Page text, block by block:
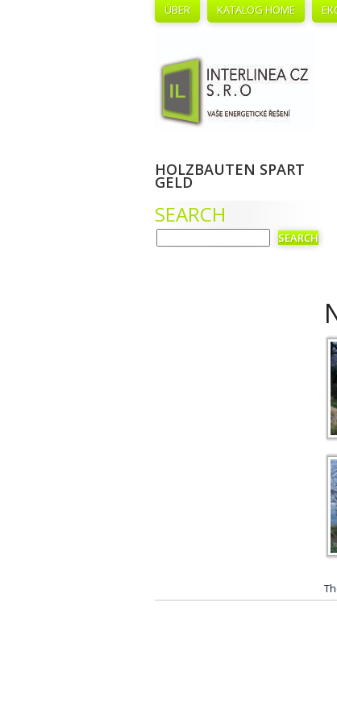
ÜBER KATALOG HOME
HOLZBAUTEN SPART
GELD
SEARCH